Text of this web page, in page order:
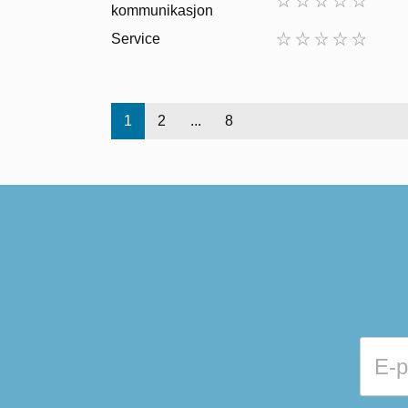
kommunikasjon
Service
1 2 ... 8